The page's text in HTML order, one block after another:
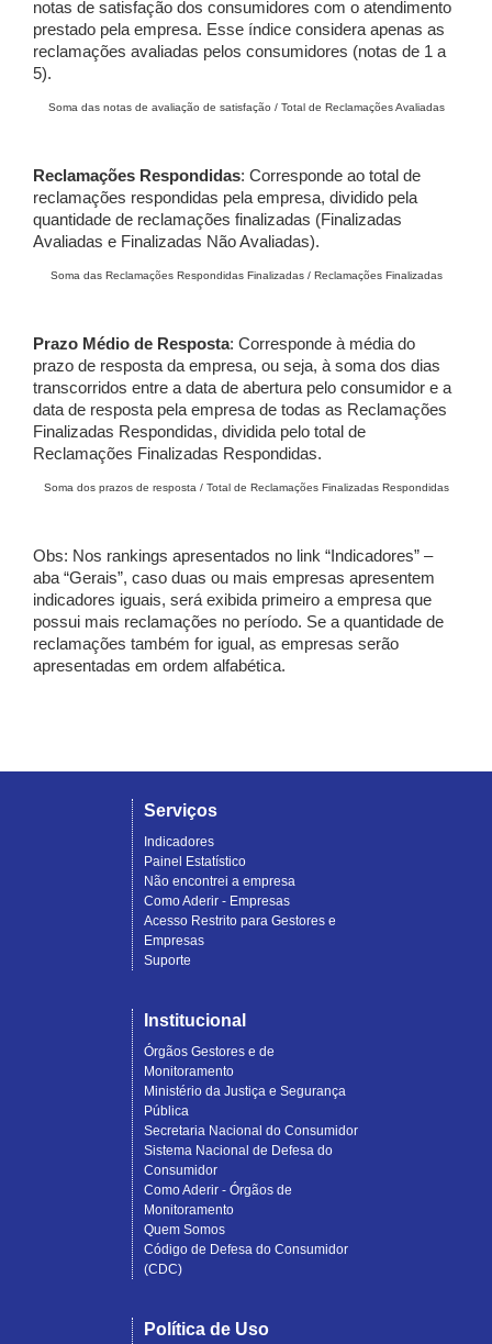
notas de satisfação dos consumidores com o atendimento
prestado pela empresa. Esse índice considera apenas as
reclamações avaliadas pelos consumidores (notas de 1 a
5).
Soma das notas de avaliação de satisfação / Total de Reclamações Avaliadas
Reclamações Respondidas: Corresponde ao total de
reclamações respondidas pela empresa, dividido pela
quantidade de reclamações finalizadas (Finalizadas
Avaliadas e Finalizadas Não Avaliadas).
Soma das Reclamações Respondidas Finalizadas / Reclamações Finalizadas
Prazo Médio de Resposta: Corresponde à média do
prazo de resposta da empresa, ou seja, à soma dos dias
transcorridos entre a data de abertura pelo consumidor e a
data de resposta pela empresa de todas as Reclamações
Finalizadas Respondidas, dividida pelo total de
Reclamações Finalizadas Respondidas.
Soma dos prazos de resposta / Total de Reclamações Finalizadas Respondidas
Obs: Nos rankings apresentados no link “Indicadores” –
aba “Gerais”, caso duas ou mais empresas apresentem
indicadores iguais, será exibida primeiro a empresa que
possui mais reclamações no período. Se a quantidade de
reclamações também for igual, as empresas serão
apresentadas em ordem alfabética.
Serviços
Indicadores
Painel Estatístico
Não encontrei a empresa
Como Aderir - Empresas
Acesso Restrito para Gestores e
Empresas
Suporte
Institucional
Órgãos Gestores e de
Monitoramento
Ministério da Justiça e Segurança
Pública
Secretaria Nacional do Consumidor
Sistema Nacional de Defesa do
Consumidor
Como Aderir - Órgãos de
Monitoramento
Quem Somos
Código de Defesa do Consumidor
(CDC)
Política de Uso